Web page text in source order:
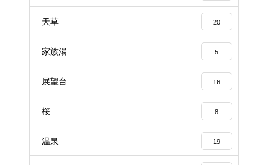
天草 20
家族湯 5
展望台 16
桜 8
温泉 19